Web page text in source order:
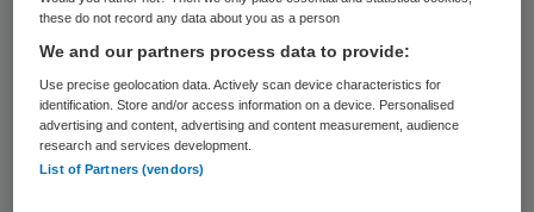
Gezondheidszorg van het Nederlands
instituut voor onderzoek van de
gezondheidszorg (Nivel). In het panel zitten
ongeveer 6000 mensen van 18 jaar en
ouder.
these do not record any data about you as a person
We and our partners process data to provide:
Use precise geolocation data. Actively scan device characteristics for
identification. Store and/or access information on a device. Personalised
advertising and content, advertising and content measurement, audience
research and services development.
List of Partners (vendors)